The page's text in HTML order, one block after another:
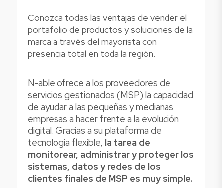
Conozca todas las ventajas de vender el
portafolio de productos y soluciones de la
marca a través del mayorista con
presencia total en toda la región.
N-able ofrece a los proveedores de
servicios gestionados (MSP) la capacidad
de ayudar a las pequeñas y medianas
empresas a hacer frente a la evolución
digital. Gracias a su plataforma de
tecnología flexible, la tarea de
monitorear, administrar y proteger los
sistemas, datos y redes de los
clientes finales de MSP es muy simple.